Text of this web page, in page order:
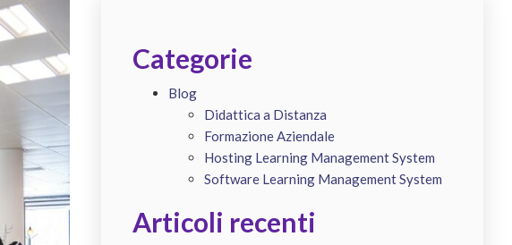
Categorie
Blog
Didattica a Distanza
Formazione Aziendale
Hosting Learning Management System
Software Learning Management System
Articoli recenti